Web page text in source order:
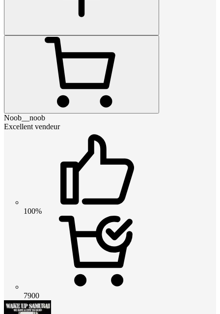
Noob__noob
Excellent vendeur
100%
7900